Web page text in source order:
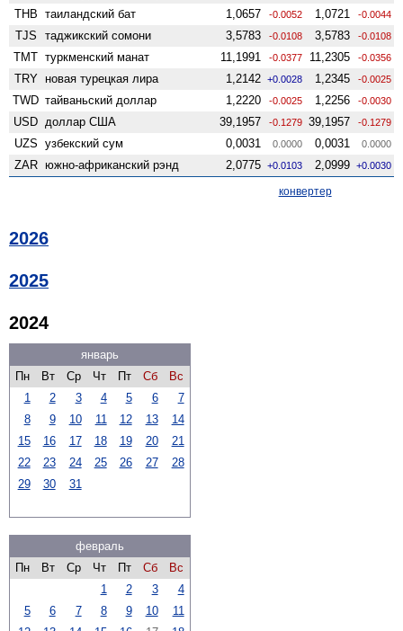
THB таиландский бат 1,0657 -0.0052 1,0721 -0.0044
TJS таджикский сомони 3,5783 -0.0108 3,5783 -0.0108
TMT туркменский манат 11,1991 -0.0377 11,2305 -0.0356
TRY новая турецкая лира 1,2142 +0.0028 1,2345 -0.0025
TWD тайваньский доллар 1,2220 -0.0025 1,2256 -0.0030
USD доллар США 39,1957 -0.1279 39,1957 -0.1279
UZS узбекский сум 0,0031 0.0000 0,0031 0.0000
ZAR южно-африканский рэнд 2,0775 +0.0103 2,0999 +0.0030
конвертер
2026
2025
2024
январь
Пн
Вт Ср Чт Пт Сб
Вс
1
2 3 4 5 6
7
8
9 10 11 12 13
14
15
16 17 18 19 20
21
22
23 24 25 26 27
28
29
30 31
февраль
Пн
Вт Ср Чт Пт Сб
Вс
1
2 3
4
5
6 7 8 9 10
11